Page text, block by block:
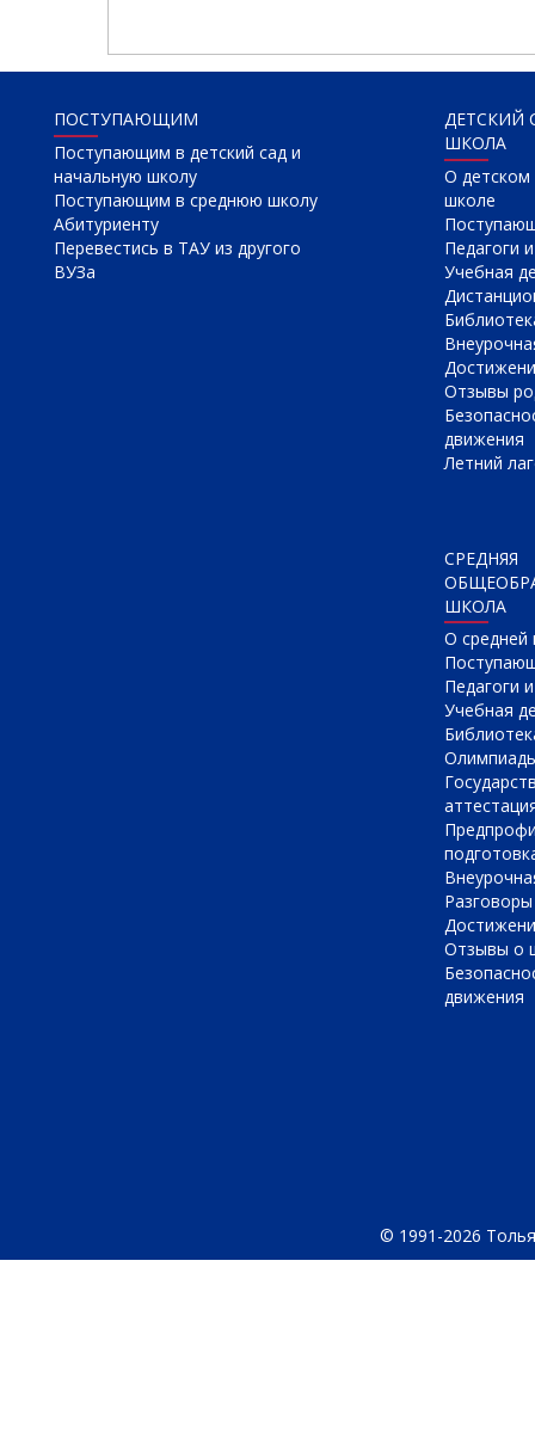
ПОСТУПАЮЩИМ
Поступающим в детский сад и
начальную школу
Поступающим в среднюю школу
Абитуриенту
Перевестись в ТАУ из другого
ВУЗа
ДЕТСКИЙ
ШКОЛА
О детском
школе
Педагоги
Учебная
Отзывы
движения
Летний
СРЕДНЯЯ
ШКОЛА
О cредней
Педагоги
Учебная
Отзывы о
движения
© 1991-2026